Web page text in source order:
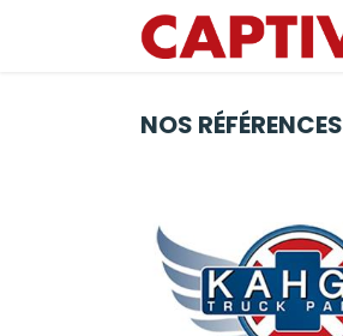
Se rendre au contenu
NOS RÉFÉRENCES